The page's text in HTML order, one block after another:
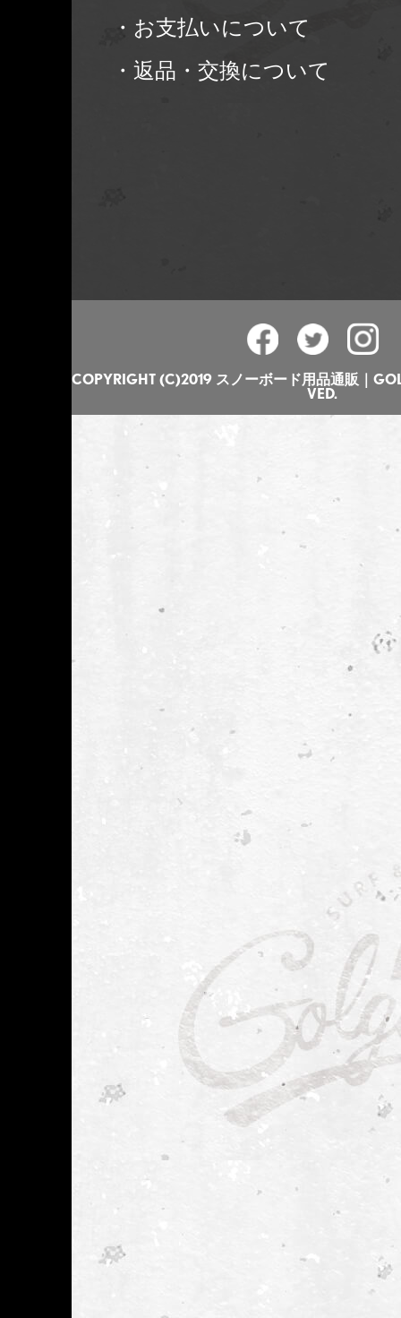
・お支払いについて
・返品・交換について
COPYRIGHT (C)2019 スノーボード用品通販｜
VED.